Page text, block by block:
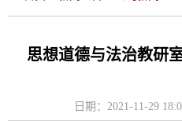
思想道德与法治教研
日期：2021-11-29